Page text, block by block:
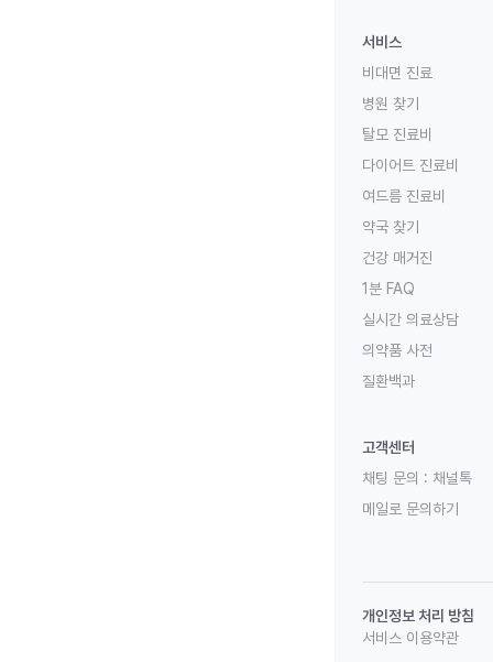
서비스
비대면 진료
병원 찾기
탈모 진료비
다이어트 진료비
여드름 진료비
약국 찾기
건강 매거진
1분 FAQ
실시간 의료상담
의약품 사전
질환백과
고객센터
채팅 문의 : 채널톡
메일로 문의하기
개인정보 처리 방침
서비스 이용약관